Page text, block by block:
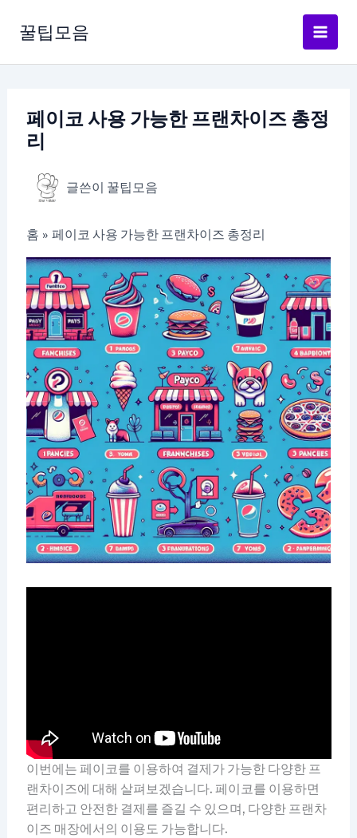
로
꿀팁모음
페이코 사용 가능한 프랜차이즈 총정
리
글쓴이 꿀팁모음
홈 페이코 사용 가능한 프랜차이즈 총정리
이번에는 페이코를 이용하여 결제가 가능한 다양한 프
랜차이즈에 대해 살펴보겠습니다. 페이코를 이용하면
편리하고 안전한 결제를 즐길 수 있으며, 다양한 프랜차
이즈 매장에서의 이용도 가능합니다.